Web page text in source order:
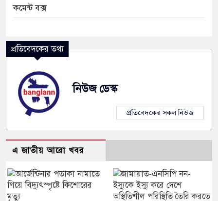
কমেন্ট বক্স
প্রতিবেদকের তথ্য
নিউজ ডেস্ক
প্রতিবেদকের সকল নিউজ
এ জাতীয় আরো খবর